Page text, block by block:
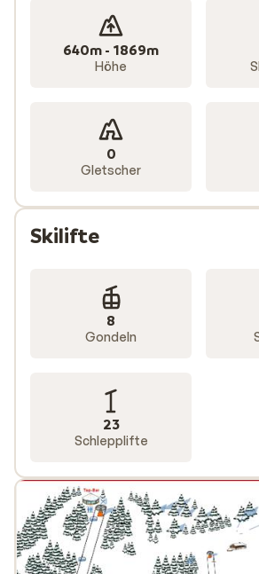
Atmosphäre und den Wintersport in
wunderschönen Winterkulisse
640m - 1869m
Höhe
0
Gletscher
Skilifte
8
Gondeln
23
Schlepplifte